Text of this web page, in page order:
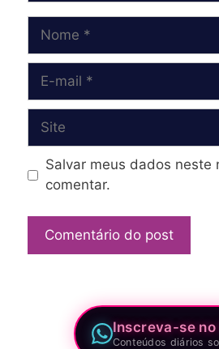
Nome
Site
Salvar meus dados neste
comentar.
Inscreva-se no
Conteúdos diários